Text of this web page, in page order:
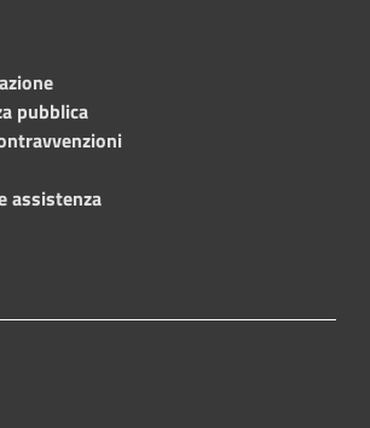
pubblica
assistenza